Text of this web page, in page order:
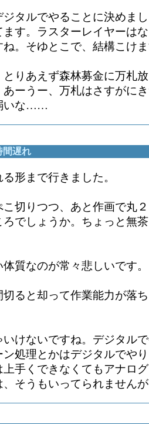
タルでやることに決めま
す。ラスターレイヤーは
ね。そゆとこで、結構こけ
とりあえず森林募金に万札
ーうー、万札はさすがに
いな……
間遅れ
形まで行きました。
切りつつ、あと作画で丸
ろでしょうか。ちょっと無
質なのが常々悲しいです。
切ると却って作業能力が落
けないですね。デジタル
理とかはデジタルでやり
手くできなくてもアナロ
そうもいってられません